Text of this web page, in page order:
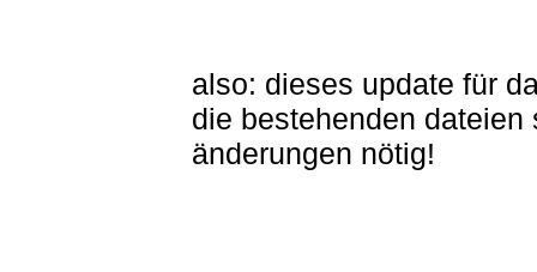
also: dieses update für
die bestehenden
änderungen nötig!